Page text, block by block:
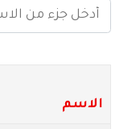
أدخل جزء من الاسم
الاسم